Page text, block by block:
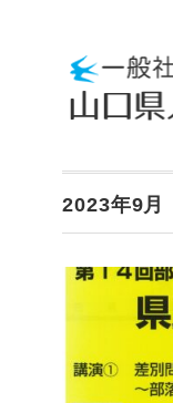
2023年9月